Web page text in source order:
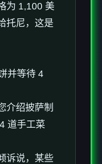
为 1,100 美
托尼，这是
并等待 4
介绍披萨制
道手工菜
诉说，某些